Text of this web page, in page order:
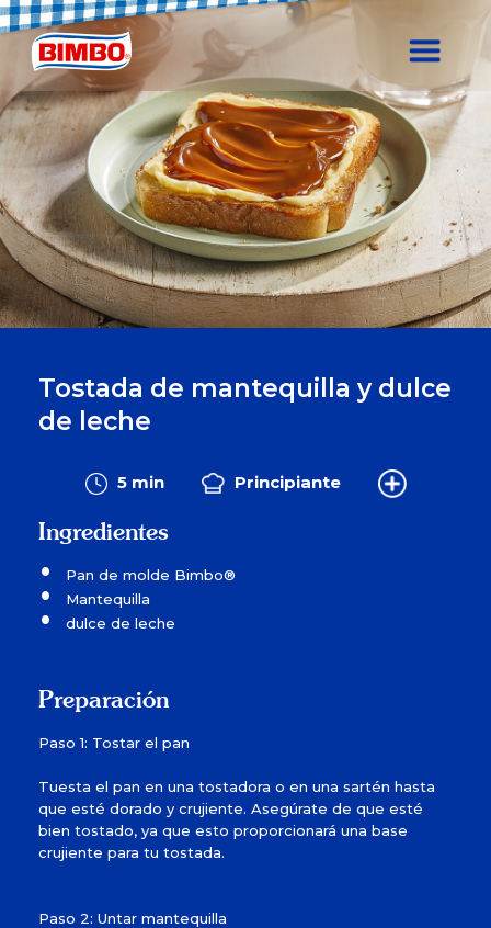
Tostada de mantequilla y dulce
de leche
5 min Principiante
Ingredientes
Pan de molde Bimbo®
Mantequilla
dulce de leche
Preparación
Paso 1: Tostar el pan
Tuesta el pan en una tostadora o en una sartén hasta
que esté dorado y crujiente. Asegúrate de que esté
bien tostado, ya que esto proporcionará una base
crujiente para tu tostada.
Paso 2: Untar mantequilla